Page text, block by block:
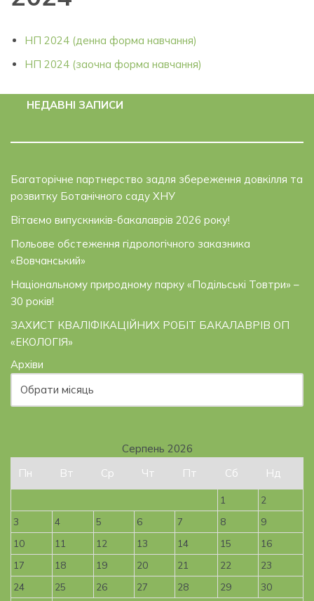
НП 2024 (денна форма навчання)
НП 2024 (заочна форма навчання)
НЕДАВНІ ЗАПИСИ
Багаторічне партнерство задля збереження довкілля та
розвитку Ботанічного саду ХНУ
Вітаємо випускників-бакалаврів 2026 року!
Польове обстеження гідрологічного заказника
«Вовчанський»
Національному природному парку «Подільські Товтри» –
30 років!
ЗАХИСТ КВАЛІФІКАЦІЙНИХ РОБІТ БАКАЛАВРІВ ОП
«ЕКОЛОГІЯ»
Архіви
Серпень 2026
Пн
Вт Ср Чт Пт Сб Нд
1
2
3
4 5 6 7 8
9
10
11 12 13 14 15
16
17
18 19 20 21 22
23
24
25 26 27 28 29 30